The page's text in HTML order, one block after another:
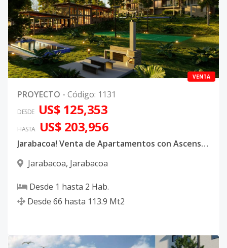
VENTA
PROYECTO - Código: 1131
DESDE US$ 125,353
HASTA US$ 203,956
Jarabacoa! Venta de Apartamentos con Ascensor, Cerraduras Eléctricas y otras Amenidades Airbnb Friendly
Jarabacoa, Jarabacoa
Desde 1 hasta 2 Hab.
Desde 66 hasta 113.9 Mt2